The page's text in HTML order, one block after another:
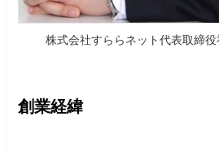
株式会社すららネット代表取締
創業経緯